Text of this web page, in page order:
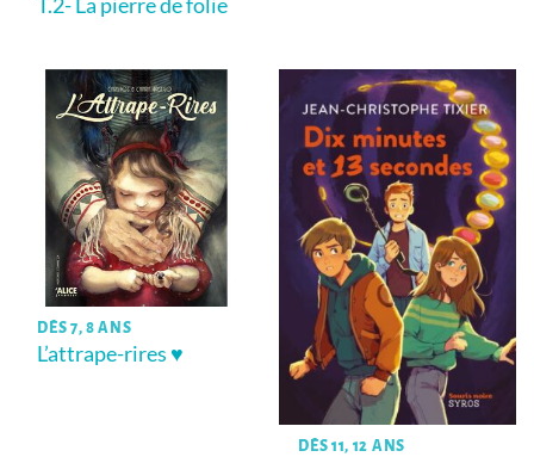
DÈS 7, 8 ANS
L’attrape-rires ♥
DÈS 11, 12 ANS